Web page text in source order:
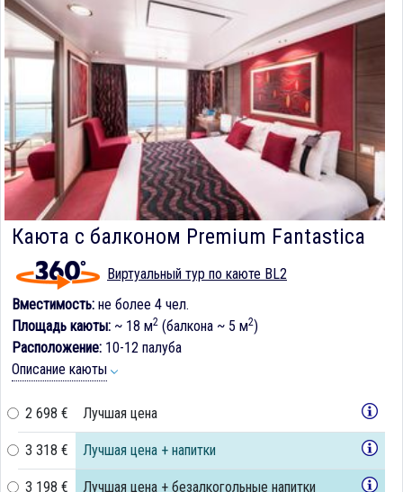
Каюта с балконом Premium Fantastica
Виртуальный тур по каюте BL2
Вместимость: не более 4 чел.
Площадь каюты: ~ 18 м2 (балкона ~ 5 м2)
Расположение: 10-12 палуба
Описание каюты
2 698 € Лучшая цена
3 318 € Лучшая цена + напитки
3 198 € Лучшая цена + безалкогольные напитки